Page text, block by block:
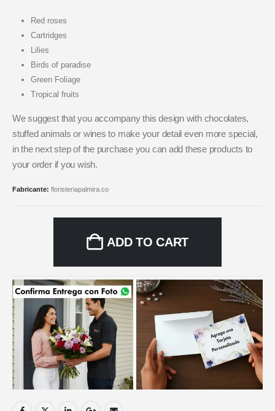
Red roses
Cartridges
Lilies
Birds of paradise
Green Foliage
Tropical fruits
We suggest that you accompany this design with chocolates,
stuffed animals or wines to make your detail even more special,
in the next step of the purchase you can add these products to
your order if you wish.
Fabricante: floristeriapalmira.co
ADD TO CART